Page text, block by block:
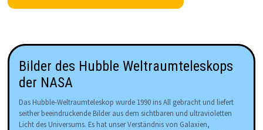
Bilder des Hubble Weltraumteleskops
der NASA
Das Hubble-Weltraumteleskop wurde 1990 ins All gebracht und liefert
seither beeindruckende Bilder aus dem sichtbaren und ultravioletten
Licht des Universums. Es hat unser Verständnis von Galaxien,